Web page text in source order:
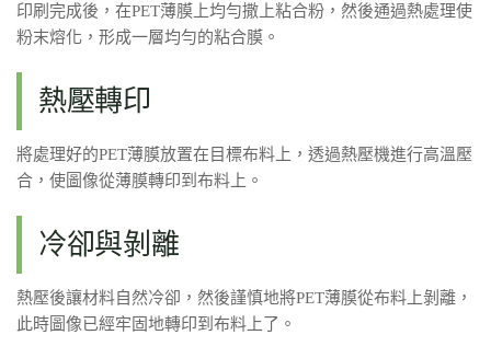
印刷完成後，在PET薄膜上均勻撒上粘合粉，然後通過熱處理使
粉末熔化，形成一層均勻的粘合膜。
熱壓轉印
將處理好的PET薄膜放置在目標布料上，透過熱壓機進行高溫壓
合，使圖像從薄膜轉印到布料上。
冷卻與剝離
熱壓後讓材料自然冷卻，然後謹慎地將PET薄膜從布料上剝離，
此時圖像已經牢固地轉印到布料上了。